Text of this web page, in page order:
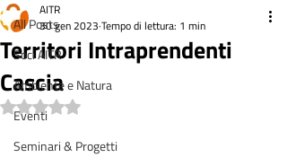
All Posts
Soci AITR
Ambiente e Natura
Eventi
Seminari & Progetti
Territori Intraprendenti
Cascia
AITR
30 gen 2023 Tempo di lettura: 1 min
Valutazione NaN stelle su 5.